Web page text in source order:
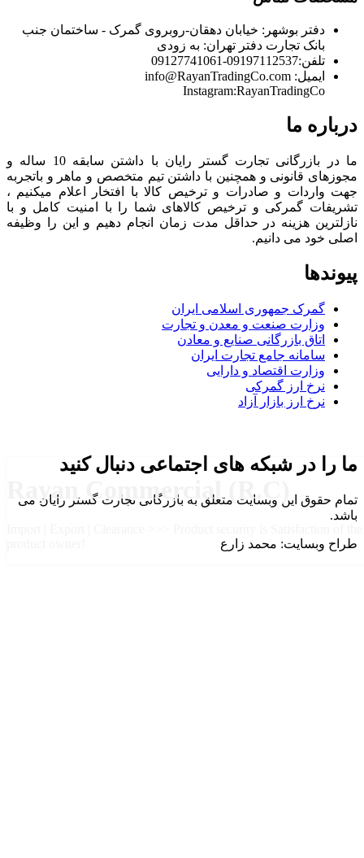
Rayan Commercial (R.C)
دفتر بوشهر: خیابان دهقان-روبروی گمرک - ساختمان جنب
بانک تجارت دفتر تهران: به زودی
تلفن:09197112537-09127741061
ایمیل: info@RayanTradingCo.com
Instagram:RayanTradingCo
درباره ما
ما در بازرگانی تجارت گستر رایان با داشتن سابقه 10 ساله و
مجوزهای قانونی و همچنین با داشتن تیم متخصص و ماهر و باتجربه
جهت واردات و صادرات و ترخیص کالا با افتخار اعلام میکنیم ،
تشریفات گمرکی و ترخیص کالاهای شما را با امنیت کامل و با
نازلترین هزینه در حداقل مدت زمان انجام دهیم و این را وظیفه
اصلی خود می دانیم.
پیوندها
گمرک جمهوری اسلامی ایران
وزارت صنعت و معدن و تجارت
اتاق بازرگانی صنایع و معادن
سامانه جامع تجارت ایران
وزارت اقتصاد و دارایی
نرخ ارز گمرکی
نرخ ارز بازار آزاد
ما را در شبکه های اجتماعی دنبال کنید
تمام حقوق این وبسایت متعلق به بازرگانی تجارت گستر رایان می
باشد.
طراح وبسایت: محمد زارع